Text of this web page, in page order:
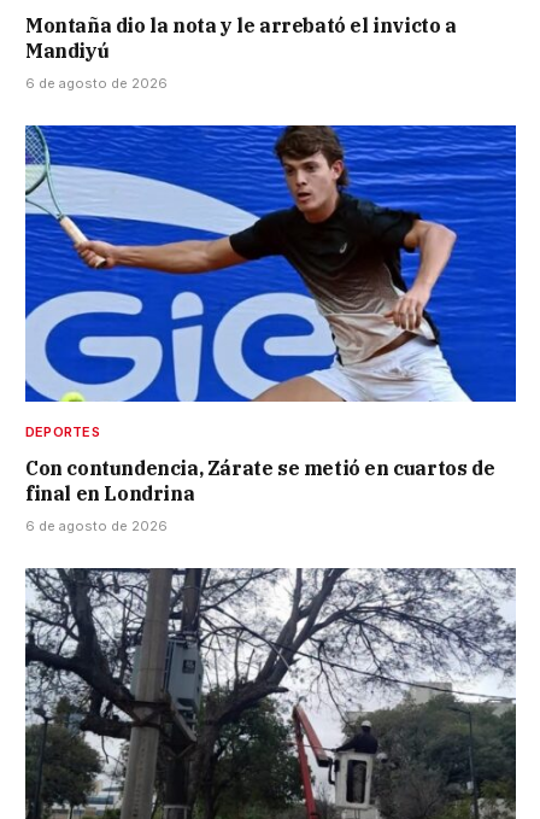
Montaña dio la nota y le arrebató el invicto a
Mandiyú
6 de agosto de 2026
DEPORTES
Con contundencia, Zárate se metió en cuartos de
final en Londrina
6 de agosto de 2026